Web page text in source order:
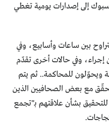
إلى إصدارات يومية تغطي
بين ساعات وأسابيع، وفي
إجراء، وفي حالات أخرى تقدّم
ويحوّلون للمحاكمة.. ثم يتم
مع بعض الصحافيين الذين
بشأن علاقتهم بـ"تجمع